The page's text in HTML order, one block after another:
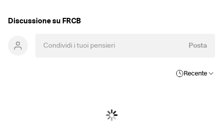
Discussione su FRCB
Posta
Recente